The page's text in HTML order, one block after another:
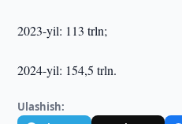
2023-yil: 113 trln;
2024-yil: 154,5 trln.
Ulashish: